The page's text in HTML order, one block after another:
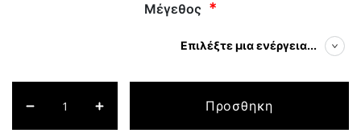
Μέγεθος
Επιλέξτε μια ενέργεια...
Προσθηκη